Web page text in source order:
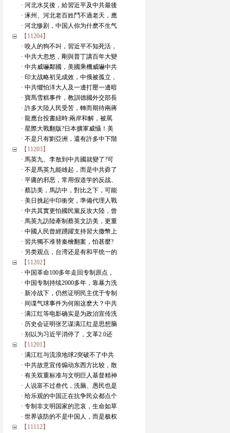
· 河北水災後，給習近平及中共最後
· 涿州、河北老百姓鬥不過老天，應
· 河北惨剧，中国人你为什麽不生气
【11204】
· 咬人的狗不叫，習近平不知死活，
· 中共大忽悠，剛與普丁講百年大變
· 中共威嚇鄰國，美國乘機威嚇中共
· 印太战略初见成效，中俄被孤立，
· 中共懼怕洋大人及一邊打壓一邊暗
· 寶馬雪糕事件，教訓德國外交部長
· 許多大陸人民受苦，轉而期待兩蔣
· 龍應台投書紐時:兩岸和解，被罵
· 星際大戰翻版?日本擴軍威懾！美
· 不是只有劉亞洲，還有許多中下階
【11203】
· 馬英九、李敖到中共國就變了?可
· 不是馬英九能雄起，而是中共孬了
· 平庸的邪恶，常用假道学的反战、
· 蔡訪美，馬訪中，對比之下，可能
· 美日挑起中印衝突，準備代理人戰
· 中共其實更怕國民黨反攻大陸，曾
· 馬英九訪陸牽制蔡英文訪美，更重
· 中國人民曾經踴躍支持習大撒幣上
· 習共獨不准替秦檜翻案，怕甚麼?
· 另类观点，台湾还是有和平统一的
【11202】
· 中国革命100多年走回专制原点，
· 中国专制持续2000多年，靠暴力洗
· 新冷战下，仍然证明民主优于专制
· 间谍气球事件为何闹这麽大？中共
· 满江红等电影确实是为政治宣传洗
· 历史会证明张艺谋满江红是思想脑
· 别以为习近平消停了，文革2.0还
【11201】
· 满江红与流浪地球2突破不了中共
· 中共故意宣传煽动东西方比较，散
· 有关双重标准与文明巨人基督精神
· 人说富不过叁代，洗脑、愚民也是
· 给乐观的中国正在抗争民众都点个
· 专制非文明国家的悲哀，生命如草
· 世界该防的不是中国人，而是极权
【11112】